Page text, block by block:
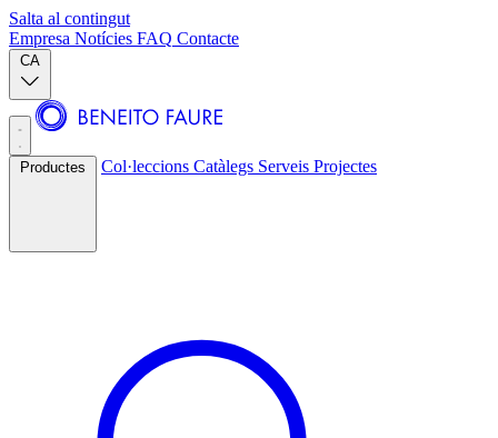
Salta al contingut
Empresa Notícies FAQ Contacte
CA
Productes Col·leccions Catàlegs Serveis Projectes